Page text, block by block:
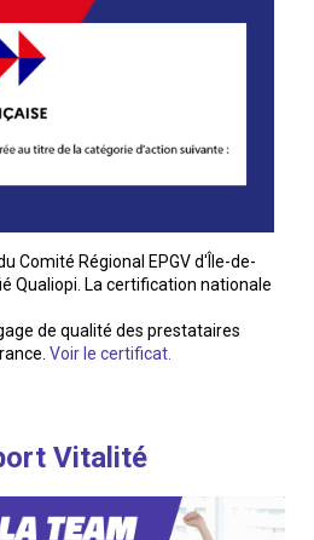
Comité Régional EPGV d'Île-de-
Qualiopi. La certification nationale
de qualité des prestataires
Voir le certificat.
Vitalité